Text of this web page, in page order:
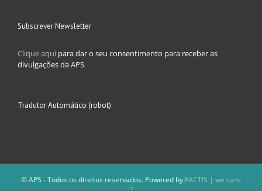
Subscrever Newsletter
Clique aqui para dar o seu consentimento para receber as
divulgações da APS
Tradutor Automático (robot)
© APS - Todos os direitos reservados. Powered by FACTIS | we care